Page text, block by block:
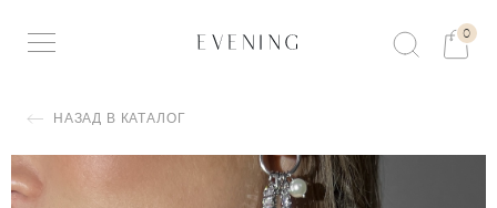
0
НАЗАД В КАТАЛОГ